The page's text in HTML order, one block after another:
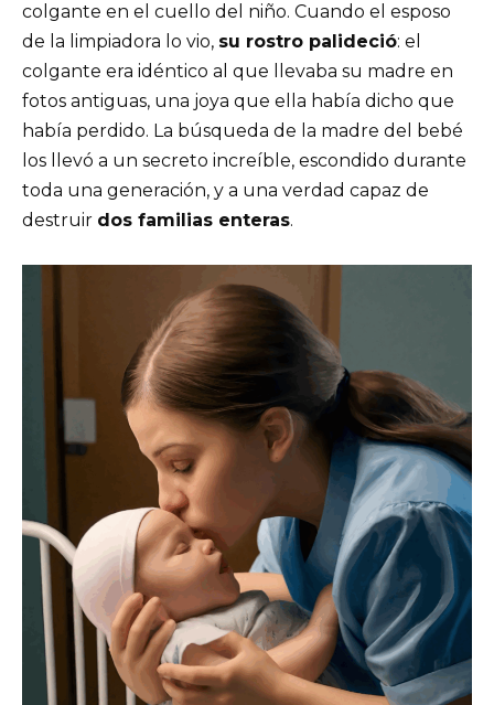
colgante en el cuello del niño. Cuando el esposo
de la limpiadora lo vio, su rostro palideció: el
colgante era idéntico al que llevaba su madre en
fotos antiguas, una joya que ella había dicho que
había perdido. La búsqueda de la madre del bebé
los llevó a un secreto increíble, escondido durante
toda una generación, y a una verdad capaz de
destruir dos familias enteras.